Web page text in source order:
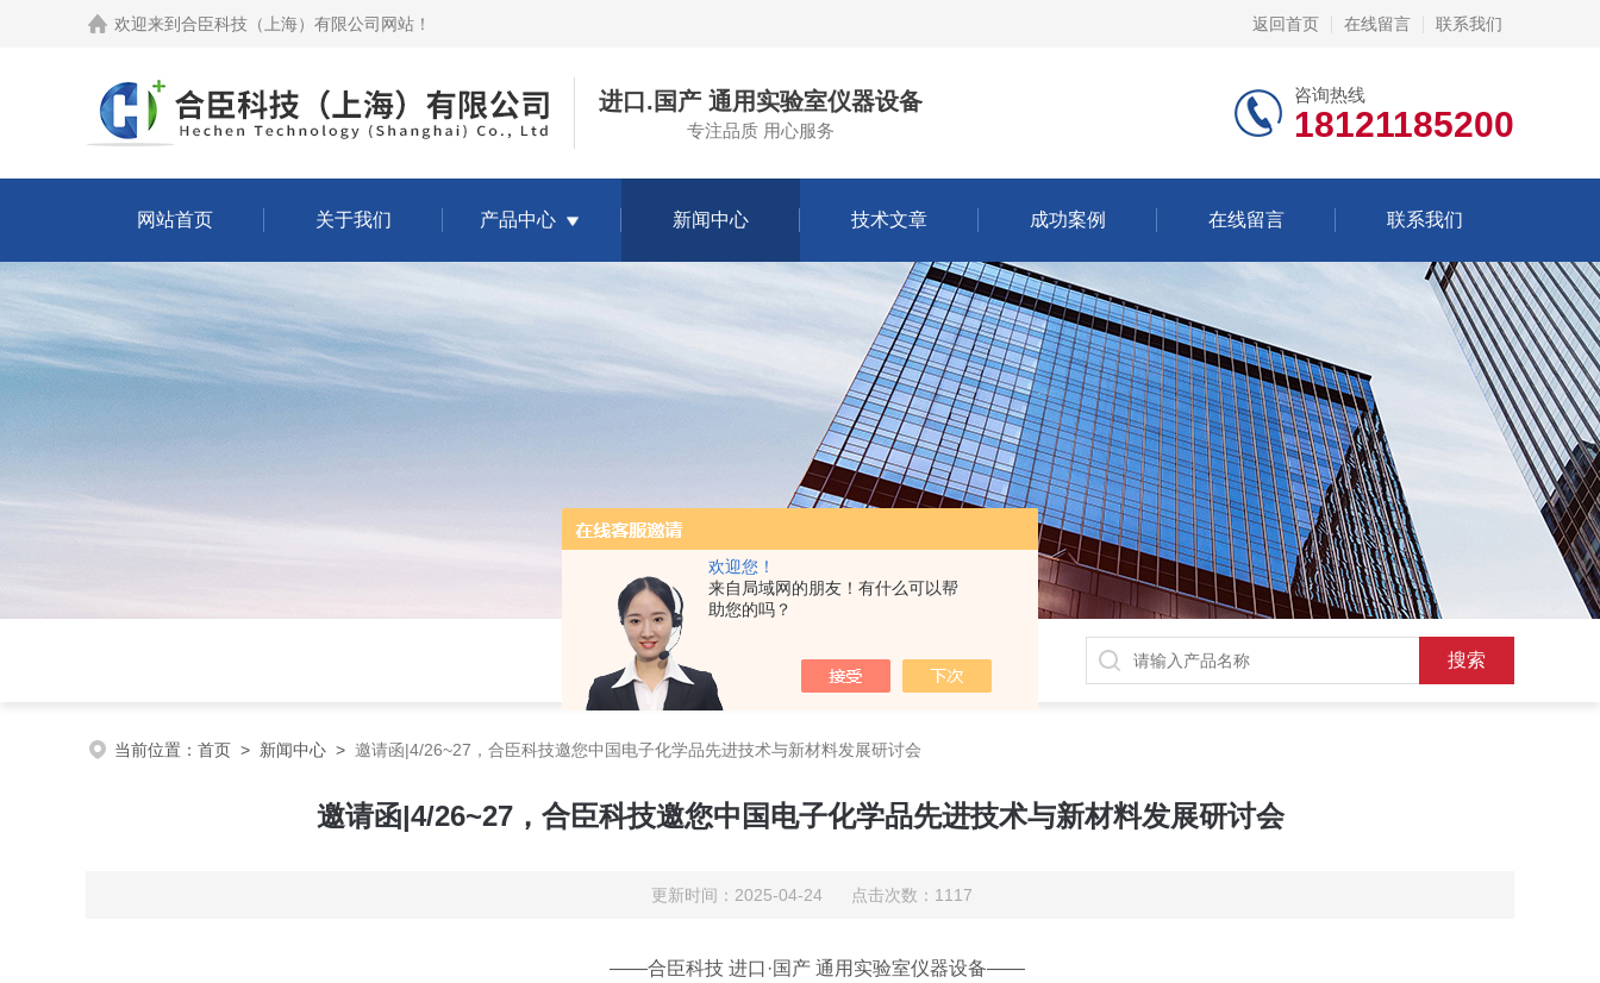
欢迎您！
来自局域网的朋友！有什么可以帮
助您的吗？
欢迎来到 合臣科技（上海）有限公司网站 ！ 返回首页 在线留言 联系我们
进口.国产 通用实验室仪器设备
专注品质 用心服务
咨询热线
18121185200
网站首页 关于我们 产品中心 新闻中心 技术文章 成功案例 在线留言 联系我们
当前位置： 首页 > 新闻中心 > 邀请函|4/26~27，合臣科技邀您中国电子化学品先进技术与新材料发展研讨会
邀请函|4/26~27，合臣科技邀您中国电子化学品先进技术与新材料发展研讨会
更新时间：2025-04-24 点击次数：1117
——合臣科技 进口·国产 通用实验室仪器设备——